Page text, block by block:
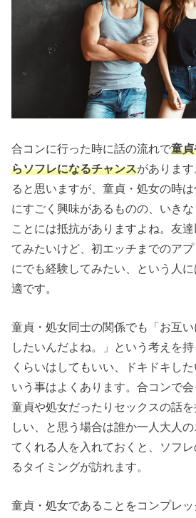
合コンに行った時に話の流れで童
らソフレになるチャンスがありま
ると思いますが、童貞・処女の時
にすごく興味があるものの、いき
ことには抵抗がありますよね。友
てみたいけど、初エッチまでのア
にでも経験してみたい、という人
適です。
童貞・処女同士の関係でも「お互
したいんだよね。」という考えを
くらいはしてもいい、ドキドキし
いう事はよくあります。合コンで
童貞や処女だったりセックスの話
しい、と思う場合は誰か一人大人
てくれる人を入れておくと、ソフ
るタイミングが訪れます。
童貞・処女であることをコンプレ